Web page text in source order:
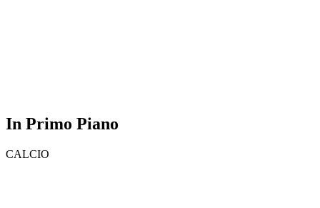
In Primo Piano
CALCIO